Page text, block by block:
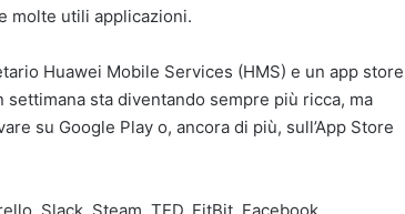
molte utili applicazioni.
Huawei Mobile Services (HMS) e un app store
settimana sta diventando sempre più ricca, ma
su Google Play o, ancora di più, sull’App Store
Slack, Steam, TED, FitBit, Facebook,